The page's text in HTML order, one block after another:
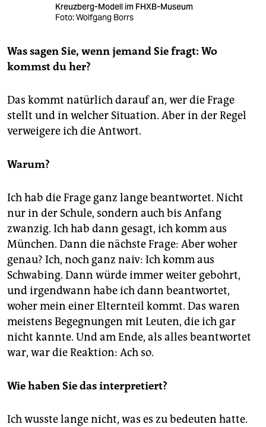
Kreuzberg-Modell im FHXB-Museum
Foto: Wolfgang Borrs
Was sagen Sie, wenn jemand Sie fragt: Wo
kommst du her?
Das kommt natürlich darauf an, wer die Frage
stellt und in welcher Situation. Aber in der Regel
verweigere ich die Antwort.
Warum?
Ich hab die Frage ganz lange beantwortet. Nicht
nur in der Schule, sondern auch bis Anfang
zwanzig. Ich hab dann gesagt, ich komm aus
München. Dann die nächste Frage: Aber woher
genau? Ich, noch ganz naiv: Ich komm aus
Schwabing. Dann würde immer weiter gebohrt,
und irgendwann habe ich dann beantwortet,
woher mein einer Elternteil kommt. Das waren
meistens Begegnungen mit Leuten, die ich gar
nicht kannte. Und am Ende, als alles beantwortet
war, war die Reaktion: Ach so.
Wie haben Sie das interpretiert?
Ich wusste lange nicht, was es zu bedeuten hatte.